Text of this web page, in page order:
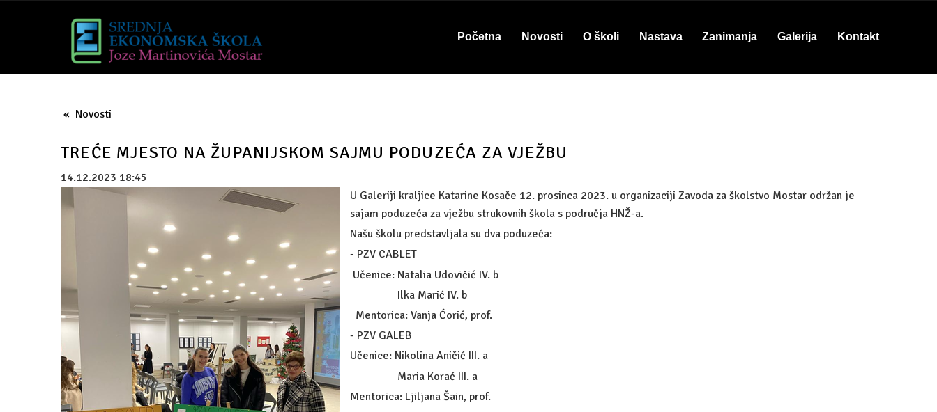
Početna Novosti O školi Nastava Zanimanja Galerija Kontakt
Novosti
TREĆE MJESTO NA ŽUPANIJSKOM SAJMU PODUZEĆA ZA VJEŽBU
14.12.2023 18:45
U Galeriji kraljice Katarine Kosače 12. prosinca 2023. u organizaciji Zavoda za školstvo Mostar održan je
sajam poduzeća za vježbu strukovnih škola s područja HNŽ-a.
Našu školu predstavljala su dva poduzeća:
- PZV CABLET
Učenice: Natalia Udovičić IV. b
Ilka Marić IV. b
Mentorica: Vanja Ćorić, prof.
- PZV GALEB
Učenice: Nikolina Aničić III. a
Maria Korać III. a
Mentorica: Ljiljana Šain, prof.